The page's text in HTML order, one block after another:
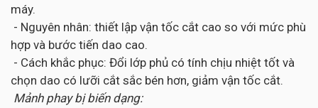
máy.
- Nguyên nhân: thiết lập vận tốc cắt cao so với mức phù
hợp và bước tiến dao cao.
- Cách khắc phục: Đổi lớp phủ có tính chịu nhiệt tốt và
chọn dao có lưỡi cắt sắc bén hơn, giảm vận tốc cắt.
Mảnh phay bị biến dạng: